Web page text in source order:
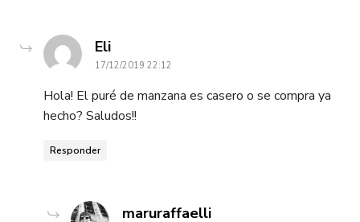
Elidice:
17/12/2019 22:12
Hola! El puré de manzana es casero o se compra ya
hecho? Saludos!!
Responder
maruraffaellidice: